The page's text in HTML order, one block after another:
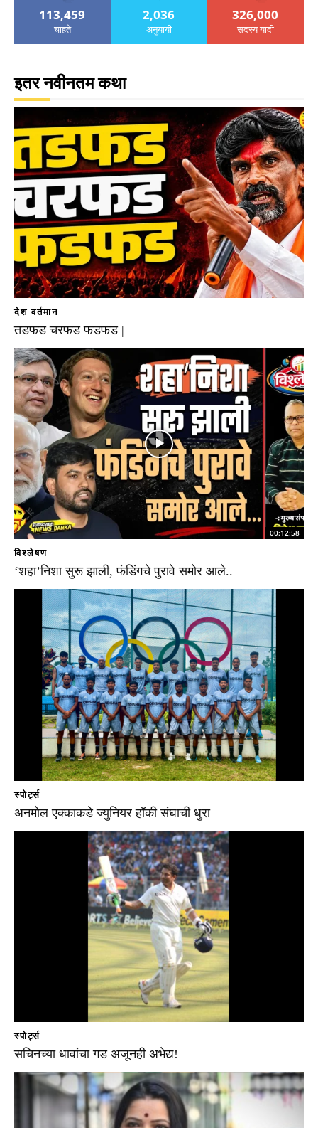
113,459
चाहते
2,036
अनुयायी
326,000
सदस्य यादी
इतर नवीनतम कथा
देश वर्तमान
तडफड चरफड फडफड |
00:12:58
विश्लेषण
‘शहा’निशा सुरू झाली, फंडिंगचे पुरावे समोर आले..
स्पोर्ट्स
अनमोल एक्काकडे ज्युनियर हॉकी संघाची धुरा
स्पोर्ट्स
सचिनच्या धावांचा गड अजूनही अभेद्य!